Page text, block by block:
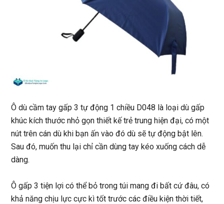
Ô dù cầm tay gấp 3 tự động 1 chiều D048 là loại dù gấp
khúc kích thước nhỏ gọn thiết kế trẻ trung hiện đại, có một
nút trên cán dù khi bạn ấn vào đó dù sẽ tự động bật lên.
Sau đó, muốn thu lại chỉ cần dùng tay kéo xuống cách dễ
dàng.
Ô gấp 3 tiện lợi có thể bỏ trong túi mang đi bất cứ đâu, có
khả năng chịu lực cực kì tốt trước các điều kiện thời tiết,